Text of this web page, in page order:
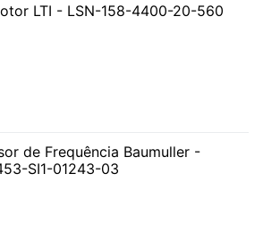
LTI - LSN-158-4400-20-560
de Frequência Baumuller -
SI1-01243-03